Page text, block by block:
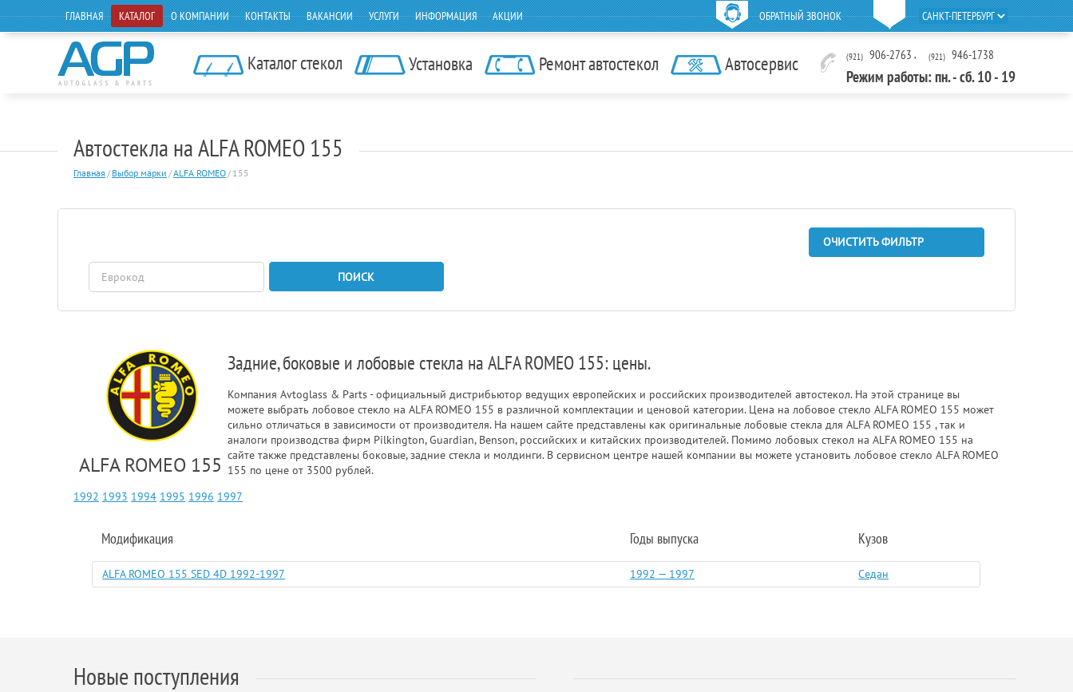
ОБРАТНЫЙ ЗВОНОК
ГЛАВНАЯ КАТАЛОГ О КОМПАНИИ КОНТАКТЫ ВАКАНСИИ УСЛУГИ ИНФОРМАЦИЯ АКЦИИ
Каталог стекол Установка Ремонт автостекол Автосервис (921) 906-2763 , (921) 946-1738
Режим работы: пн. - сб. 10 - 19
Автостекла на ALFA ROMEO 155
Главная / Выбор марки /ALFA ROMEO/ 155
ОЧИСТИТЬ ФИЛЬТР
ПОИСК
ALFA ROMEO 155
Задние, боковые и лобовые стекла на ALFA ROMEO 155: цены.
Компания Avtoglass & Parts - официальный дистрибьютор ведущих европейских и российских производителей автостекол. На этой странице вы
можете выбрать лобовое стекло на ALFA ROMEO 155 в различной комплектации и ценовой категории. Цена на лобовое стекло ALFA ROMEO 155 может
сильно отличаться в зависимости от производителя. На нашем сайте представлены как оригинальные лобовые стекла для ALFA ROMEO 155 , так и
аналоги производства фирм Pilkington, Guardian, Benson, российских и китайских производителей. Помимо лобовых стекол на ALFA ROMEO 155 на
сайте также представлены боковые, задние стекла и молдинги. В сервисном центре нашей компании вы можете установить лобовое стекло ALFA ROMEO
155 по цене от 3500 рублей.
1992 1993 1994 1995 1996 1997
Модификация Годы выпуска Кузов
ALFA ROMEO 155 SED 4D 1992-1997 1992 — 1997 Седан
Новые поступления